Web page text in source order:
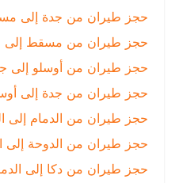
حجز طيران من جدة إلى مسقط |
حجز طيران من مسقط إلى جدة
حجز طيران من أوسلو إلى جدة
حجز طيران من جدة إلى أوسلو
|
حجز طيران من الدمام إلى الدوحة
حجز طيران من الدوحة إلى الدمام
حجز طيران من دكا إلى الدمام
|